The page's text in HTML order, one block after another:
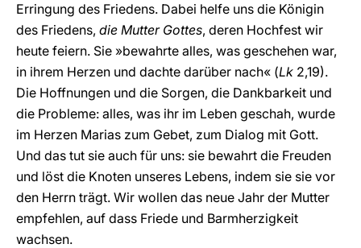
Erringung des Friedens. Dabei helfe uns die Königin
des Friedens, die Mutter Gottes, deren Hochfest wir
heute feiern. Sie »bewahrte alles, was geschehen war,
in ihrem Herzen und dachte darüber nach« (Lk 2,19).
Die Hoffnungen und die Sorgen, die Dankbarkeit und
die Probleme: alles, was ihr im Leben geschah, wurde
im Herzen Marias zum Gebet, zum Dialog mit Gott.
Und das tut sie auch für uns: sie bewahrt die Freuden
und löst die Knoten unseres Lebens, indem sie sie vor
den Herrn trägt. Wir wollen das neue Jahr der Mutter
empfehlen, auf dass Friede und Barmherzigkeit
wachsen.